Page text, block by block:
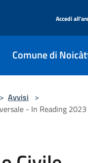
Accedi
Comune di
> Avvisi >
- In Reading